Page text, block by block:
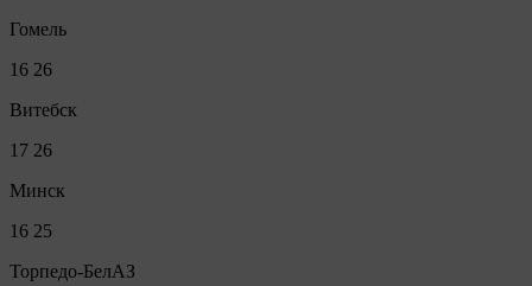
Гомель
16 26
Витебск
17 26
Минск
16 25
Торпедо-БелАЗ